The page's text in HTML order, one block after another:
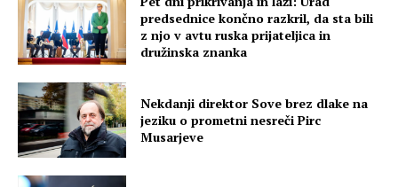
predsednice končno razkril, da sta bili
z njo v avtu ruska prijateljica in
družinska znanka
Nekdanji direktor Sove brez dlake na
jeziku o prometni nesreči Pirc
Musarjeve